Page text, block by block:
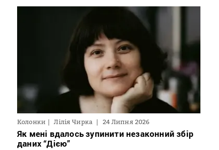
Колонки Лілія Чирка 24 Липня 2026
Як мені вдалось зупинити незаконний збір
даних “Дією”